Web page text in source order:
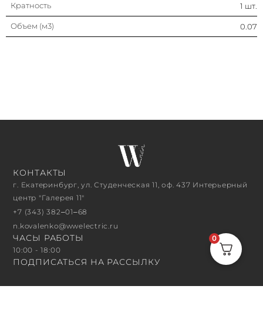
Кратность 1 шт.
Объем (м3) 0.07
КОНТАКТЫ
г. Екатеринбург, ул. Студенческая 11, оф. 437 Интерьерный
центр "Галерея 11"
+7 (343) 382‒01‒68
n.kovalenko@wwelectric.ru
ЧАСЫ РАБОТЫ
10:00 - 18:00
ПОДПИСАТЬСЯ НА РАССЫЛКУ
0